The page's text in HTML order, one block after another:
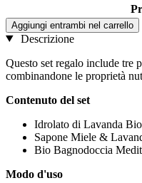
Aggiungi entrambi nel carrello
Descrizione
Questo set regalo include tre
combinandone le proprietà
Contenuto del set
Idrolato di Lavanda Bio
Sapone Miele &
Bio Bagnodoccia
Modo d'uso